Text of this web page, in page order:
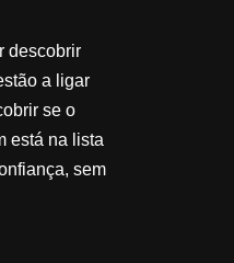
descobrir
a ligar
se o
está na lista
sem